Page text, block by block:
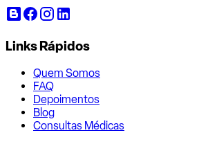
Links Rápidos
Quem Somos
FAQ
Depoimentos
Blog
Consultas Médicas